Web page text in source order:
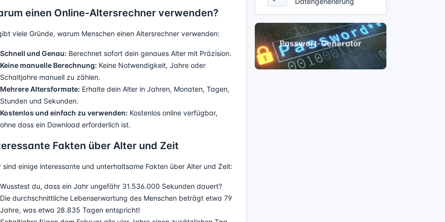
einen Online-Altersrechner verwenden?
viele Gründe, warum Menschen einen Altersrechner verwenden:
Schnell und Genau: Berechnet sofort dein genaues Alter mit Präzision.
Keine manuelle Berechnung: Keine Notwendigkeit, Jahre oder
Schaltjahre manuell zu zählen.
Mehrere Altersformate: Erhalte dein Alter in Jahren, Monaten, Tagen,
Stunden und Sekunden.
Kostenlos und einfach zu verwenden: Kostenlos online verfügbar,
ohne dass ein Download erforderlich ist.
Fakten über Alter und Zeit
sind einige interessante und unterhaltsame Fakten über Alter und Zeit:
Wusstest du, dass ein Jahr ungefähr 31.536.000 Sekunden dauert?
Die durchschnittliche Lebenserwartung des Menschen beträgt etwa 79
Jahre, was etwa 28.835 Tagen entspricht!